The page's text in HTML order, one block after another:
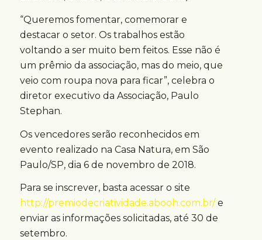
“Queremos fomentar, comemorar e
destacar o setor. Os trabalhos estão
voltando a ser muito bem feitos. Esse não é
um prêmio da associação, mas do meio, que
veio com roupa nova para ficar”, celebra o
diretor executivo da Associação, Paulo
Stephan.
Os vencedores serão reconhecidos em
evento realizado na Casa Natura, em São
Paulo/SP, dia 6 de novembro de 2018.
Para se inscrever, basta acessar o site
http://premiodecriatividade.abooh.com.br/e
enviar as informações solicitadas, até 30 de
setembro.